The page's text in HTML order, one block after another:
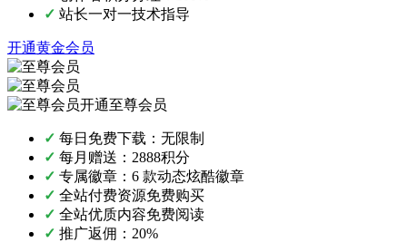
✓ 站长一对一技术指导
开通黄金会员
开通至尊会员
✓ 每日免费下载：无限制
✓ 每月赠送：2888积分
✓ 专属徽章：6 款动态炫酷徽章
✓ 全站付费资源免费购买
✓ 全站优质内容免费阅读
✓ 推广返佣：20%